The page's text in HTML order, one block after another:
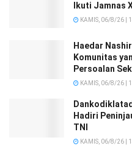
Ikuti Jamnas
KAMIS, 06/8/26 |
Haedar
Komunitas
Persoalan
KAMIS, 06/8/26 |
Hadiri
TNI
KAMIS, 06/8/26 |